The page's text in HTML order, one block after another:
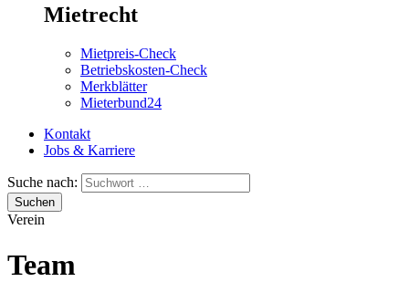
Mietrecht
Mietpreis-Check
Betriebskosten-Check
Merkblätter
Mieterbund24
Kontakt
Jobs & Karriere
Suche nach:
Suchen
Verein
Team